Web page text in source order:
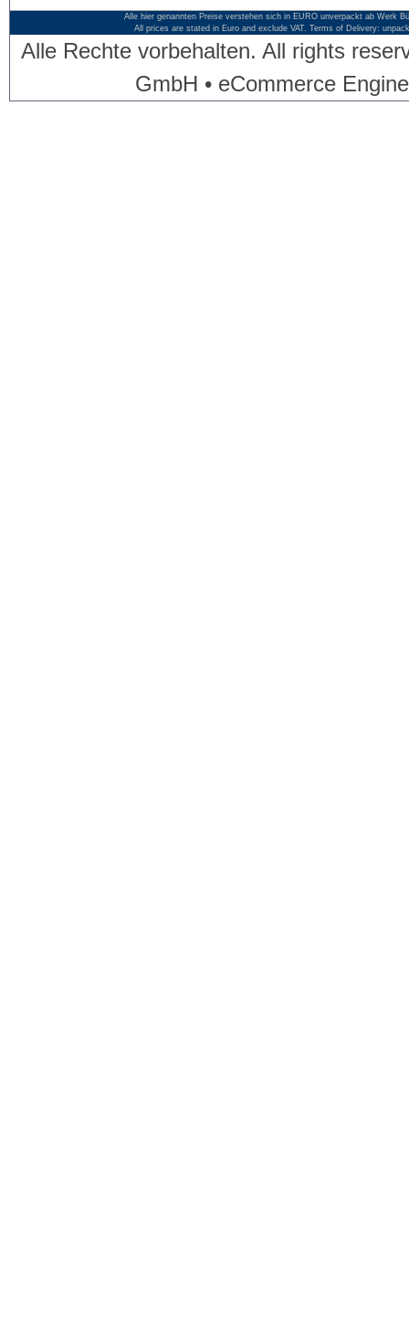
Alle hier genannten Preise verstehen sich in EURO unverpackt ab Werk
All prices are stated in Euro and exclude VAT. Terms of Delivery:
Alle Rechte vorbehalten. All rights
GmbH • eCommerce